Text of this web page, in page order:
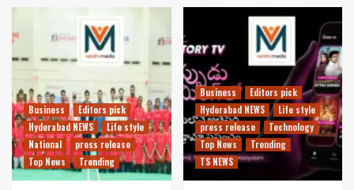
Business
Editors pick
Hyderabad NEWS
Life style
National
press release
Top News
Trending
Business
Editors pick
Hyderabad NEWS
Life style
press release
Technology
Top News
Trending
TS NEWS